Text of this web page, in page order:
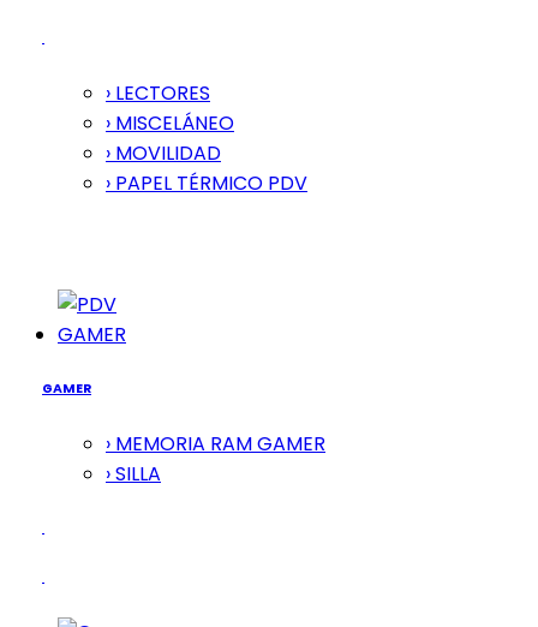
› LECTORES
› MISCELÁNEO
› MOVILIDAD
› PAPEL TÉRMICO PDV
GAMER
GAMER
› MEMORIA RAM GAMER
› SILLA